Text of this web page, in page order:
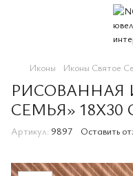
Иконы Иконы Святое
РИСОВАННАЯ
СЕМЬЯ» 18X30
Артикул: 9897 Оставить